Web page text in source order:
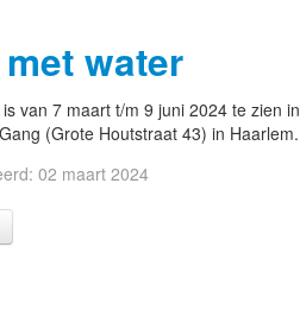
water
van 7 maart t/m 9 juni 2024 te zien in
(Grote Houtstraat 43) in Haarlem.
02 maart 2024